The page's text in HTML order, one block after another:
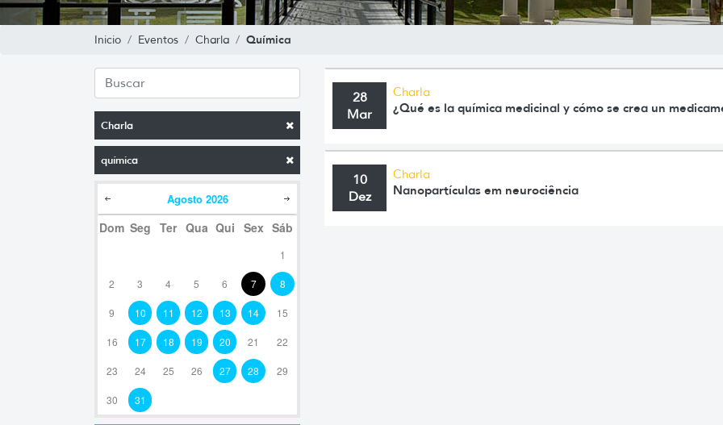
Inicio Eventos Charla Química
Charla
química
Agosto 2026
Dom Seg Ter Qua Qui Sex Sáb
1
2 3 4 5 6 7 8
9 10 11 12 13 14 15
16 17 18 19 20 21 22
23 24 25 26 27 28 29
30 31
28
Mar
Charla
¿Qué es la química medicinal y cómo se crea un
10
Dez
Charla
Nanopartículas em neurociência